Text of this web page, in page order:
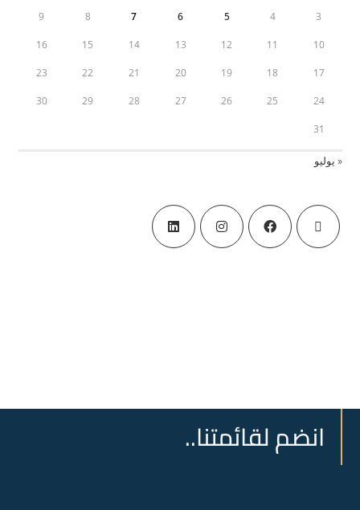
3
4
5
6
7
8
9
10
11
12
13
14
15
16
17
18
19
20
21
22
23
24
25
26
27
28
29
30
31
« يوليو
انضم لقائمتنا..